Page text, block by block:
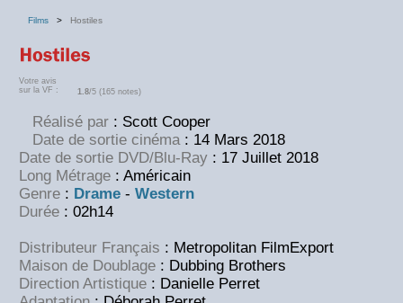
Films > Hostiles
Votre avis
sur la VF :
1.8/5 (165 notes)
Réalisé par : Scott Cooper
Date de sortie cinéma : 14 Mars 2018
Date de sortie DVD/Blu-Ray : 17 Juillet 2018
Long Métrage : Américain
Genre : Drame - Western
Durée : 02h14
Distributeur Français : Metropolitan FilmExport
Maison de Doublage : Dubbing Brothers
Direction Artistique : Danielle Perret